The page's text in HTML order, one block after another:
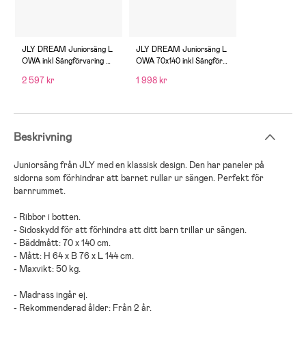
JLY DREAM Juniorsäng L
OWA inkl Sängförvaring &
2 597 kr
JLY DREAM Juniorsäng L
OWA 70x140 inkl Sängförv
1 998 kr
Beskrivning
Juniorsäng från JLY med en klassisk design. Den har paneler på
sidorna som förhindrar att barnet rullar ur sängen. Perfekt för
barnrummet.
- Ribbor i botten.
- Sidoskydd för att förhindra att ditt barn trillar ur sängen.
- Bäddmått: 70 x 140 cm.
- Mått: H 64 x B 76 x L 144 cm.
- Maxvikt: 50 kg.
- Madrass ingår ej.
- Rekommenderad ålder: Från 2 år.